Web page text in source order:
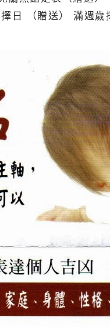
日 （贈送） 滿週歲